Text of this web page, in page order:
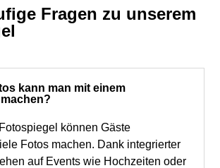
Fragen zu unserem
kann man mit einem
können Gäste
Fotos machen. Dank integrierter
auf Events wie Hochzeiten oder